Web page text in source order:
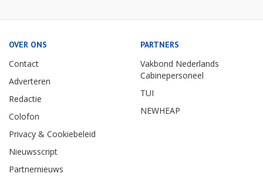
OVER ONS
Contact
Adverteren
Redactie
Colofon
Privacy & Cookiebeleid
Nieuwsscript
Partnernieuws
PARTNERS
Vakbond Nederlands
Cabinepersoneel
TUI
NEWHEAP